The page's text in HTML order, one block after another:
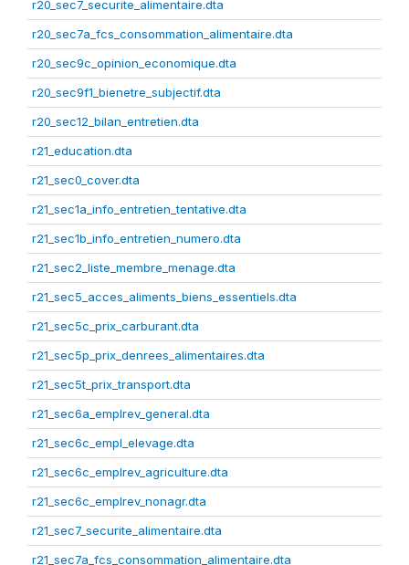
r20_sec7_securite_alimentaire.dta
r20_sec7a_fcs_consommation_alimentaire.dta
r20_sec9c_opinion_economique.dta
r20_sec9f1_bienetre_subjectif.dta
r20_sec12_bilan_entretien.dta
r21_education.dta
r21_sec0_cover.dta
r21_sec1a_info_entretien_tentative.dta
r21_sec1b_info_entretien_numero.dta
r21_sec2_liste_membre_menage.dta
r21_sec5_acces_aliments_biens_essentiels.dta
r21_sec5c_prix_carburant.dta
r21_sec5p_prix_denrees_alimentaires.dta
r21_sec5t_prix_transport.dta
r21_sec6a_emplrev_general.dta
r21_sec6c_empl_elevage.dta
r21_sec6c_emplrev_agriculture.dta
r21_sec6c_emplrev_nonagr.dta
r21_sec7_securite_alimentaire.dta
r21_sec7a_fcs_consommation_alimentaire.dta